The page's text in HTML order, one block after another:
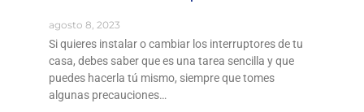
agosto 8, 2023
Si quieres instalar o cambiar los interruptores de tu
casa, debes saber que es una tarea sencilla y que
puedes hacerla tú mismo, siempre que tomes
algunas precauciones…